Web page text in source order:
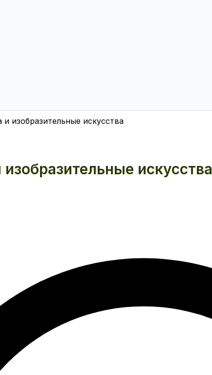
изобразительные искусства
искусства